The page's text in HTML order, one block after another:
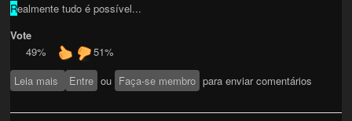
Realmente tudo é possível...
Vote
49%
51%
Leia mais sobre DETERMINISMO!(JATOBÁ)
Entre ou Faça-se membro para enviar comentários